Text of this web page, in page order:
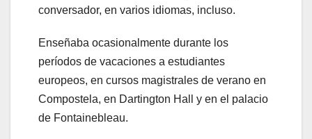
conversador, en varios idiomas, incluso.
Enseñaba ocasionalmente durante los
períodos de vacaciones a estudiantes
europeos, en cursos magistrales de verano en
Compostela, en Dartington Hall y en el palacio
de Fontainebleau.